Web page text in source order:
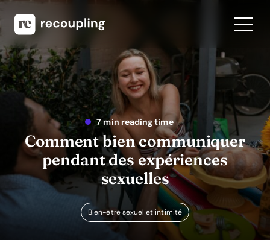
7 min reading time
Comment bien communiquer
pendant des expériences
sexuelles
Bien-être sexuel et intimité